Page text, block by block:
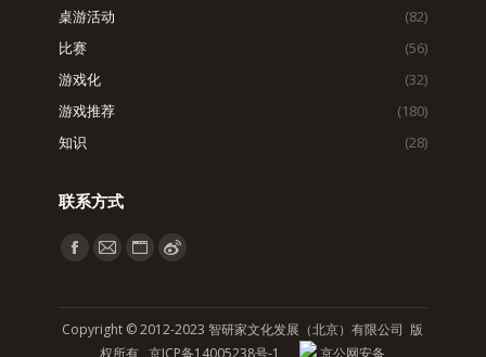
桌游活动
(82)
比赛
(56)
游戏化
(32)
游戏推荐
(180)
知识
(28)
联系方式
找到我们：
Facebook
in
Mail
in
WebsiteWeibo
in
Copyright © 2012-2023 智研家文化发展（北京）有限公司 版
权所有京ICP备14005238号-1 京公网安备